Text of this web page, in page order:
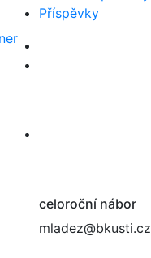
Příspěvky
celoroční nábor
mladez@bkusti.cz